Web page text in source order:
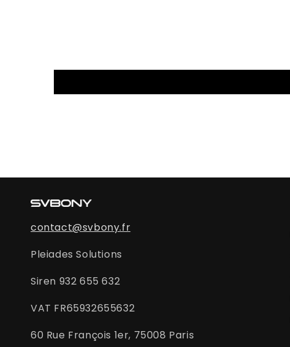
contact@svbony.fr
Pleiades Solutions
Siren 932 655 632
VAT FR65932655632
60 Rue François 1er, 75008 Paris